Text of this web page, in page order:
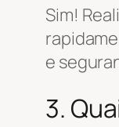
Sim!
e
3.